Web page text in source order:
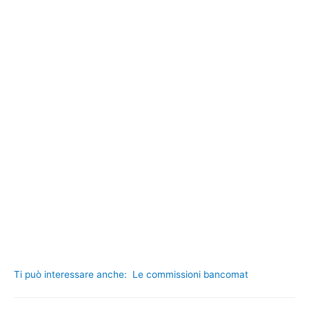
Ti può interessare anche: Le commissioni bancomat